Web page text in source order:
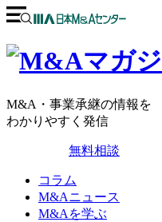
M&A・事業承継の情報を
わかりやすく発信
無料相談
コラム
M&Aニュース
M&Aを学ぶ